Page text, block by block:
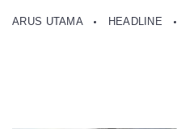
ARUS UTAMA HEADLINE